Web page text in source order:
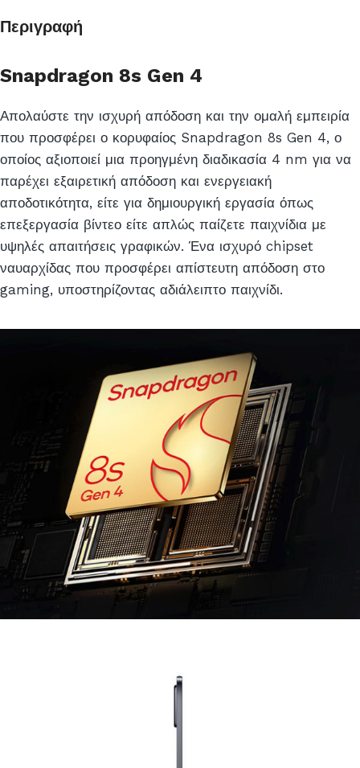
Περιγραφή
Snapdragon 8s Gen 4
Απολαύστε την ισχυρή απόδοση και την ομαλή εμπειρία
που προσφέρει ο κορυφαίος Snapdragon 8s Gen 4, ο
οποίος αξιοποιεί μια προηγμένη διαδικασία 4 nm για να
παρέχει εξαιρετική απόδοση και ενεργειακή
αποδοτικότητα, είτε για δημιουργική εργασία όπως
επεξεργασία βίντεο είτε απλώς παίζετε παιχνίδια με
υψηλές απαιτήσεις γραφικών. Ένα ισχυρό chipset
ναυαρχίδας που προσφέρει απίστευτη απόδοση στο
gaming, υποστηρίζοντας αδιάλειπτο παιχνίδι.